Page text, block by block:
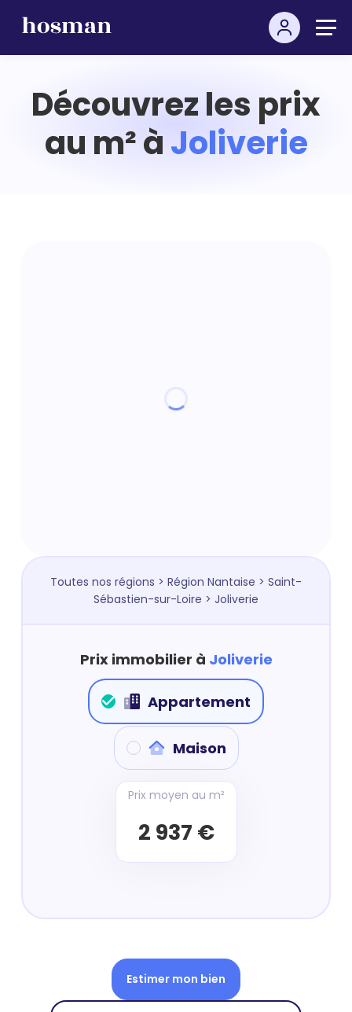
Découvrez les prix
au m² àJoliverie
Toutes nos régions > Région Nantaise > Saint-
Sébastien-sur-Loire > Joliverie
Prix immobilier à Joliverie
Appartement
Maison
Prix moyen au m²
2 937 €
Estimer mon bien